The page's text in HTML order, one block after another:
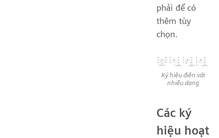
phải để có
thêm tùy
chọn.
Ký hiệu điện với
nhiều dạng
Các ký
hiệu hoạt